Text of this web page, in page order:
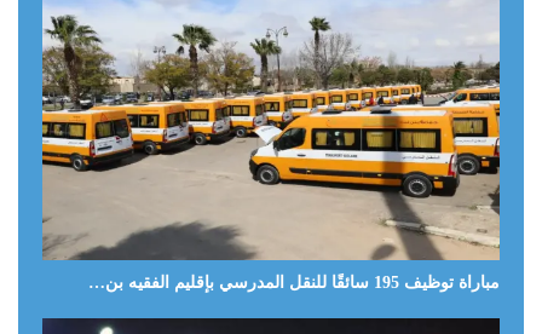
مباراة توظيف 195 سائقًا للنقل المدرسي بإقليم الفقيه بن…